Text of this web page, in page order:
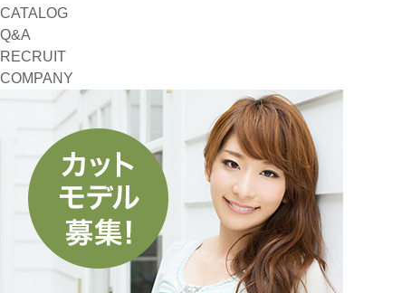
CATALOG
Q&A
RECRUIT
COMPANY